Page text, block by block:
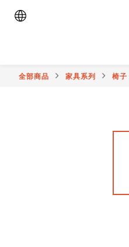
全部商品 家具系列 椅子